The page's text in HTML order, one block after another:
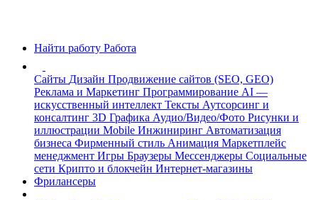
Найти работу Работа
Сайты Дизайн Продвижение сайтов (SEO, GEO)
Реклама и Маркетинг Программирование AI —
искусственный интеллект Тексты Аутсорсинг и
консалтинг 3D Графика Аудио/Видео/Фото Рисунки и
иллюстрации Mobile Инжиниринг Автоматизация
бизнеса Фирменный стиль Анимация Маркетплейс
менеджмент Игры Браузеры Мессенджеры Социальные
сети Крипто и блокчейн Интернет-магазины
Фрилансеры